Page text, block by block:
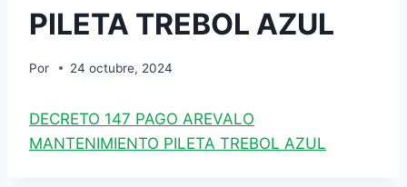
PILETA TREBOL AZUL
Por 24 octubre, 2024
DECRETO 147 PAGO AREVALO
MANTENIMIENTO PILETA TREBOL AZUL